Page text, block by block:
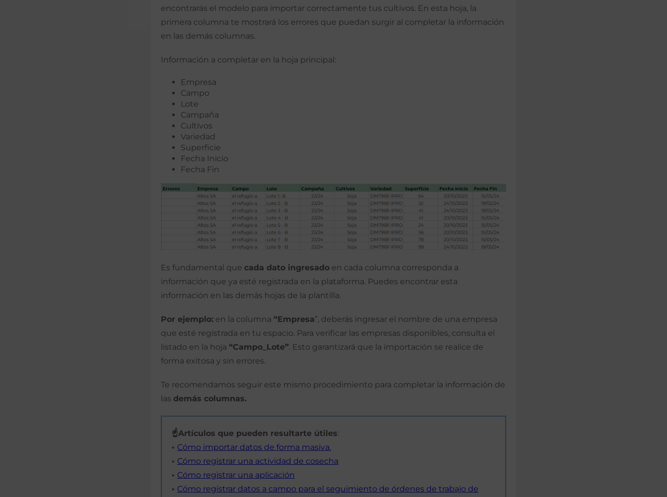
encontrarás el modelo para importar correctamente tus cultivos. En esta hoja, la
primera columna te mostrará los errores que puedan surgir al completar la información
en las demás columnas.
Información a completar en la hoja principal:
Empresa
Campo
Lote
Campaña
Cultivos
Variedad
Superficie
Fecha Inicio
Fecha Fin
Es fundamental que cada dato ingresadoen cada columna corresponda a
información que ya esté registrada en la plataforma. Puedes encontrar esta
información en las demás hojas de la plantilla.
Por ejemplo:en la columna “Empresa”, deberás ingresar el nombre de una empresa
que esté registrada en tu espacio. Para verificar las empresas disponibles, consulta el
listado en la hoja “Campo_Lote”. Esto garantizará que la importación se realice de
forma exitosa y sin errores.
Te recomendamos seguir este mismo procedimiento para completar la información de
las demás columnas.
☝Artículos que pueden resultarte útiles:
• Cómo importar datos de forma masiva.
• Cómo registrar una actividad de cosecha
• Cómo registrar una aplicación
• Cómo registrar datos a campo para el seguimiento de órdenes de trabajo de